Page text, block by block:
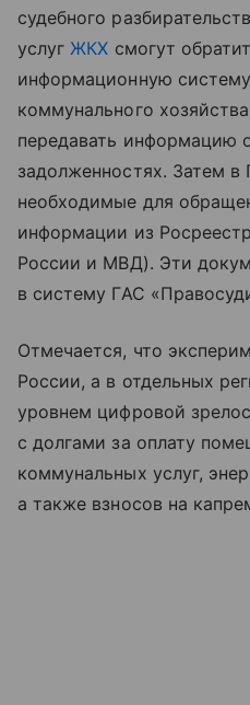
судебного
услугЖКХ смогут
информационную
коммунального
передавать информацию
задолженностях. Затем
необходимые для
информации из
России и МВД). Эти
в систему ГАС
Отмечается, что
России, а в отдельных
уровнем цифровой
с долгами за оплату
коммунальных услуг,
а также взносов на